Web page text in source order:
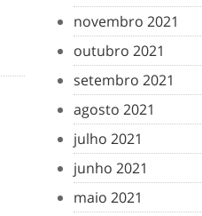
novembro 2021
outubro 2021
setembro 2021
agosto 2021
julho 2021
junho 2021
maio 2021